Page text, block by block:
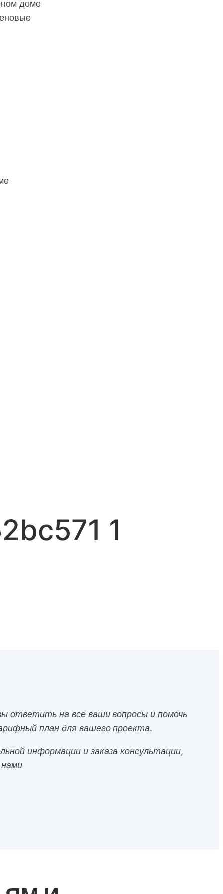
доме
1
ответить на все ваши вопросы и помочь
план для вашего проекта.
информации и заказа консультации,